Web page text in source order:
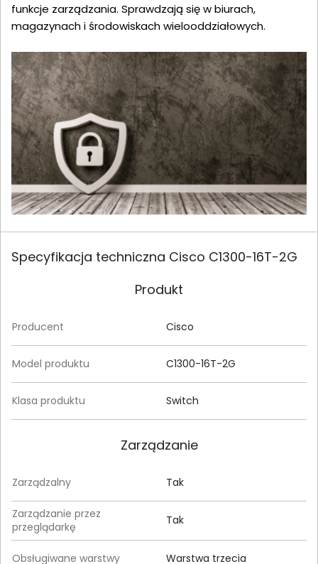
funkcje zarządzania. Sprawdzają się w biurach,
magazynach i środowiskach wielooddziałowych.
Specyfikacja techniczna Cisco C1300-16T-2G
Produkt
Producent Cisco
Model produktu C1300-16T-2G
Klasa produktu Switch
Zarządzanie
Zarządzalny Tak
Zarządzanie przez
przeglądarkę
Tak
Obsługiwane warstwy Warstwa trzecia